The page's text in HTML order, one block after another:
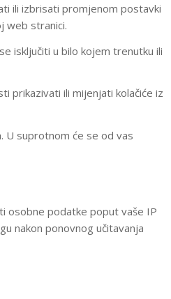
ili izbrisati promjenom postavki
web stranici.
isključiti u bilo kojem trenutku ili
prikazivati ili mijenjati kolačiće iz
U suprotnom će se od vas
osobne podatke poput vaše IP
nakon ponovnog učitavanja